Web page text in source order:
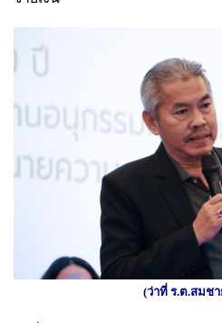
(ว่าที่ ร.ต.สมช